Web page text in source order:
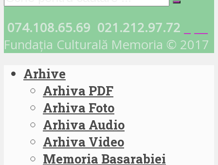
074.108.65.69 021.212.97.72
Fundația Culturală Memoria © 2017
Arhive
Arhiva PDF
Arhiva Foto
Arhiva Audio
Arhiva Video
Memoria Basarabiei